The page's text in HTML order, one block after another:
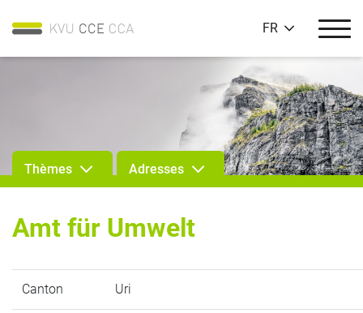
FR
Thèmes Adresses
Amt für Umwelt
Canton Uri